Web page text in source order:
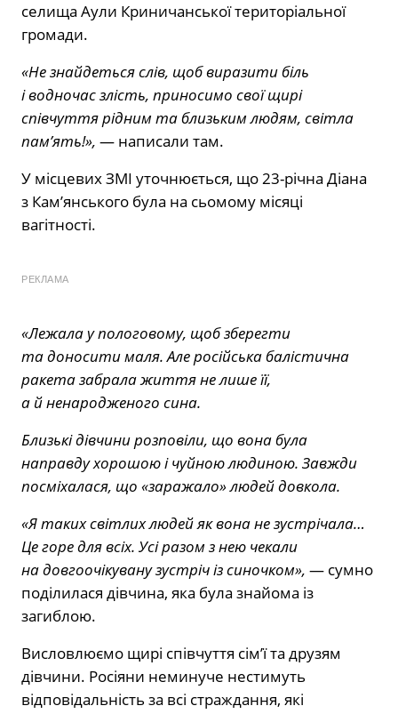
селища Аули Криничанської територіальної
громади.
«Не знайдеться слів, щоб виразити біль
і водночас злість, приносимо свої щирі
співчуття рідним та близьким людям, світла
пам’ять!», — написали там.
У місцевих ЗМІ уточнюється, що 23-річна Діана
з Камʼянського була на сьомому місяці
вагітності.
РЕКЛАМА
«Лежала у пологовому, щоб зберегти
та доносити маля. Але російська балістична
ракета забрала життя не лише її,
а й ненародженого сина.
Близькі дівчини розповіли, що вона була
направду хорошою і чуйною людиною. Завжди
посміхалася, що «заражало» людей довкола.
«Я таких світлих людей як вона не зустрічала…
Це горе для всіх. Усі разом з нею чекали
на довгоочікувану зустріч із синочком», — сумно
поділилася дівчина, яка була знайома із
загиблою.
Висловлюємо щирі співчуття сім’ї та друзям
дівчини. Росіяни неминуче нестимуть
відповідальність за всі страждання, які